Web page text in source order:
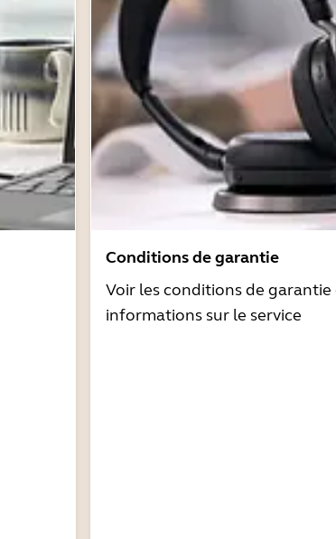
Conditions de garantie
Voir les conditions de garantie
informations sur le service